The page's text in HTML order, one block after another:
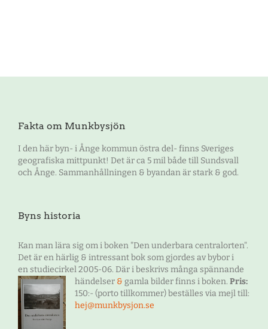
Fakta om Munkbysjön
I den här byn- i Ånge kommun östra del- finns Sveriges
geografiska mittpunkt! Det är ca 5 mil både till Sundsvall
och Ånge. Sammanhållningen & byandan är stark & god.
Byns historia
Kan man lära sig om i boken "Den underbara centralorten".
Det är en härlig & intressant bok som gjordes av bybor i
en studiecirkel 2005-06. Där i beskrivs många spännande
händelser & gamla bilder finns i boken. Pris:
150:- (porto tillkommer) beställes via mejl till:
hej@munkbysjon.se